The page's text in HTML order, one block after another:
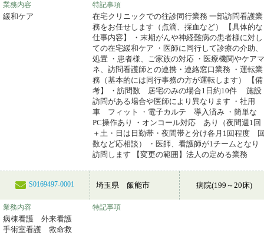
業務内容
緩和ケア
特記事項
在宅クリニックでの往診同行業務 一部訪問看護業
務をお任せします（点滴、採血など） 【具体的な
仕事内容】 ・末期がんや神経難病の患者様に対し
ての在宅緩和ケア ・医師に同行して診療の介助、
処置 ・患者様、ご家族の対応 ・医療機関やケアマ
ネ、訪問看護師との連携・連絡窓口業務 ・運転業
務（基本的には同行事務の方が運転します） 【備
考】 ・訪問数 居宅のみの場合1日約10件 施設
訪問がある場合や医師により異なります ・社用
車 フィット ・電子カルテ 導入済み ・簡単な
PC操作あり ・オンコール対応 あり（夜間週1回
＋土・日は日勤帯・夜間帯と分け各月1回程度
数など応相談） ・医師、看護師が1チームとなり
訪問します 【変更の範囲】法人の定める業務
S0169497-0001 埼玉県 飯能市 病院(199～20床)
業務内容
病棟看護 外来看護
手術室看護 救命救
特記事項